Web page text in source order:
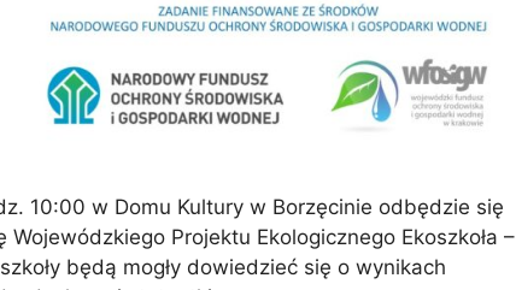
10:00 w Domu Kultury w Borzęcinie odbędzie się
Projektu Ekologicznego Ekoszkoła –
będą mogły dowiedzieć się o wynikach